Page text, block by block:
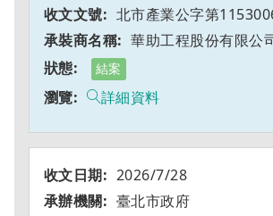
北市產業公字第
華助工程股份有限公
結案
詳細資料
2026/7/28
臺北市政府